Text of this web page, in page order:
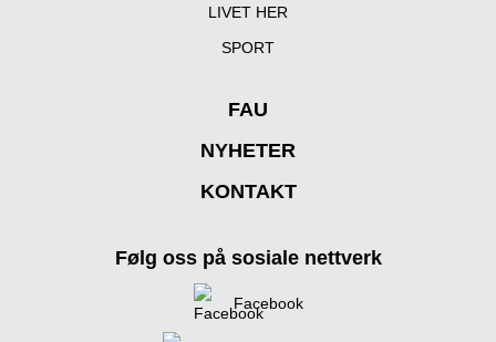
LIVET HER
SPORT
FAU
NYHETER
KONTAKT
Følg oss på sosiale nettverk
Facebook